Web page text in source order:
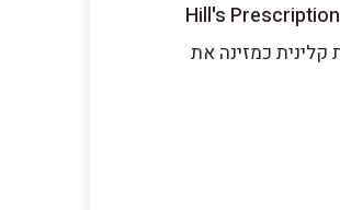
Hill's
קלינית כמזינה את